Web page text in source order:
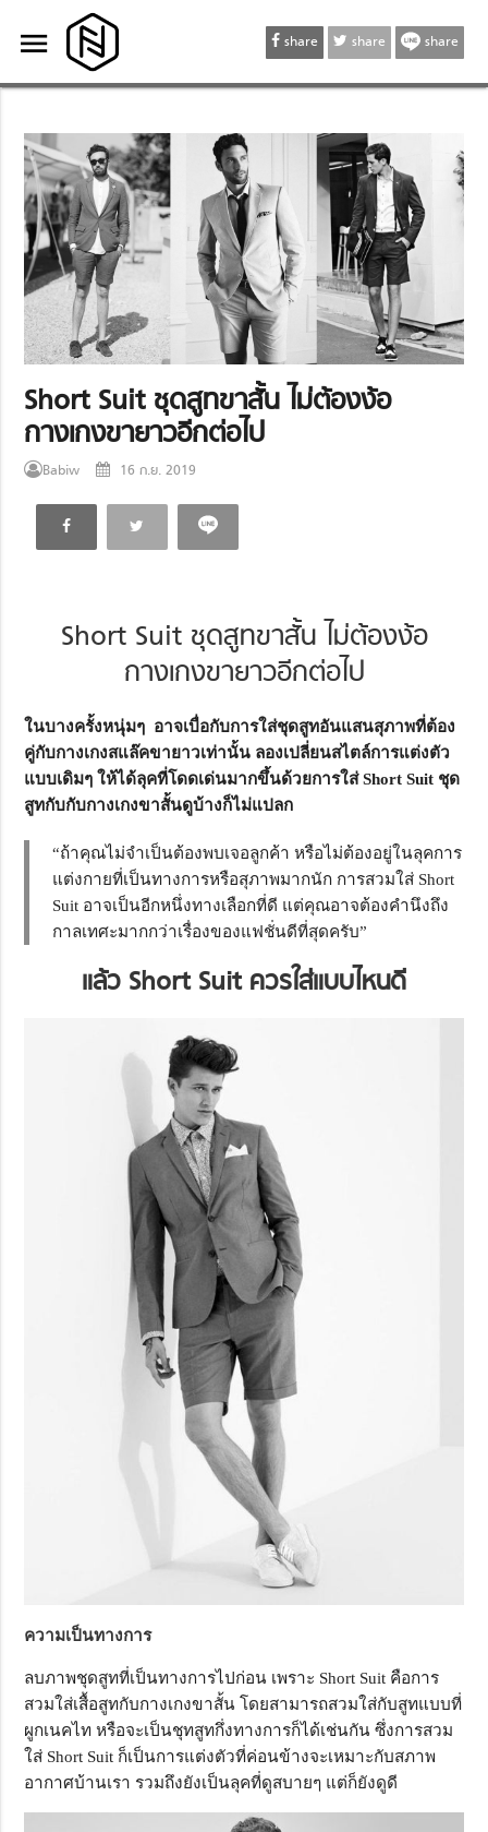
menu
menu share share share
Short Suit ชุดสูทขาสั้น ไม่ต้องง้อ
กางเกงขายาวอีกต่อไป
Babiw 16 ก.ย. 2019
Short Suit ชุดสูทขาสั้น ไม่ต้องง้อ
กางเกงขายาวอีกต่อไป
ในบางครั้งหนุ่มๆ อาจเบื่อกับการใส่ชุดสูทอันแสนสุภาพที่ต้อง
คู่กับกางเกงสแล๊คขายาวเท่านั้น ลองเปลี่ยนสไตล์การแต่งตัว
แบบเดิมๆ ให้ได้ลุคที่โดดเด่นมากขึ้นด้วยการใส่ Short Suit ชุด
สูทกับกับกางเกงขาสั้นดูบ้างก็ไม่แปลก
“ถ้าคุณไม่จำเป็นต้องพบเจอลูกค้า หรือไม่ต้องอยู่ในลุคการ
แต่งกายที่เป็นทางการหรือสุภาพมากนัก การสวมใส่ Short
Suit อาจเป็นอีกหนึ่งทางเลือกที่ดี แต่คุณอาจต้องคำนึงถึง
กาลเทศะมากกว่าเรื่องของแฟชั่นดีที่สุดครับ”
แล้ว Short Suitควรใส่แบบไหนดี
ความเป็นทางการ
ลบภาพชุดสูทที่เป็นทางการไปก่อน เพราะ Short Suit คือการ
สวมใส่เสื้อสูทกับกางเกงขาสั้น โดยสามารถสวมใส่กับสูทแบบที่
ผูกเนคไท หรือจะเป็นชุทสูทกึ่งทางการก็ได้เช่นกัน ซึ่งการสวม
ใส่ Short Suit ก็เป็นการแต่งตัวที่ค่อนข้างจะเหมาะกับสภาพ
อากาศบ้านเรา รวมถึงยังเป็นลุคที่ดูสบายๆ แต่ก็ยังดูดี